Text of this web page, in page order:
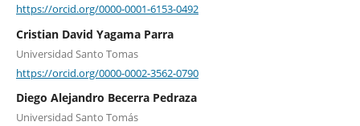
https://orcid.org/0000-0001-6153-0492
Cristian David Yagama Parra
Universidad Santo Tomas
https://orcid.org/0000-0002-3562-0790
Diego Alejandro Becerra Pedraza
Universidad Santo Tomás